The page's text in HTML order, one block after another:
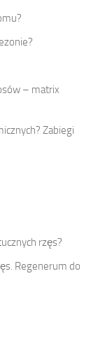
– matrix
Zabiegi
rzęs?
Regenerum do